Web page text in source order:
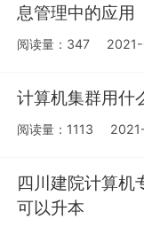
息管理中的应用
阅读量：347
计算机集群用什
阅读量：1113
四川建院计算机
可以升本